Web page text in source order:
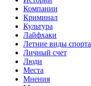
Компании
Криминал
Культура
Лайфхаки
Летние виды спорта
Личный счет
Люди
Места
Мнения